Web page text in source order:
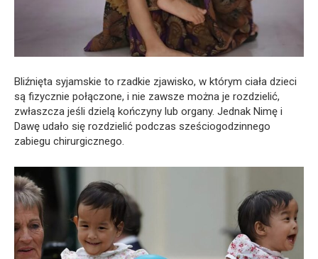
Bliźnięta syjamskie to rzadkie zjawisko, w którym ciała dzieci
są fizycznie połączone, i nie zawsze można je rozdzielić,
zwłaszcza jeśli dzielą kończyny lub organy. Jednak Nimę i
Dawę udało się rozdzielić podczas sześciogodzinnego
zabiegu chirurgicznego.